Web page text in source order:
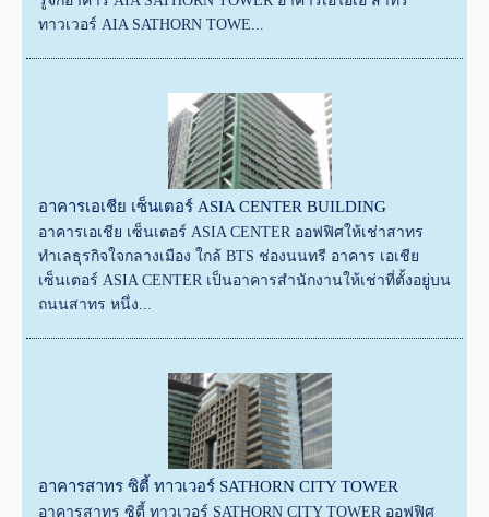
ทาวเวอร์ AIA SATHORN TOWE...
อาคารเอเชีย เซ็นเตอร์ ASIA CENTER BUILDING
อาคารเอเชีย เซ็นเตอร์ ASIA CENTER ออฟฟิศให้เช่าสาทร
ทำเลธุรกิจใจกลางเมือง ใกล้ BTS ช่องนนทรี อาคาร เอเชีย
เซ็นเตอร์ ASIA CENTER เป็นอาคารสำนักงานให้เช่าที่ตั้งอยู่บน
ถนนสาทร หนึ่ง...
อาคารสาทร ซิตี้ ทาวเวอร์ SATHORN CITY TOWER
อาคารสาทร ซิตี้ ทาวเวอร์ SATHORN CITY TOWER ออฟฟิศ